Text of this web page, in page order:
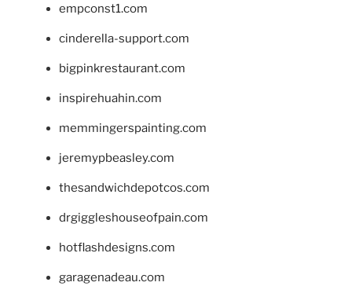
empconst1.com
cinderella-support.com
bigpinkrestaurant.com
inspirehuahin.com
memmingerspainting.com
jeremypbeasley.com
thesandwichdepotcos.com
drgiggleshouseofpain.com
hotflashdesigns.com
garagenadeau.com